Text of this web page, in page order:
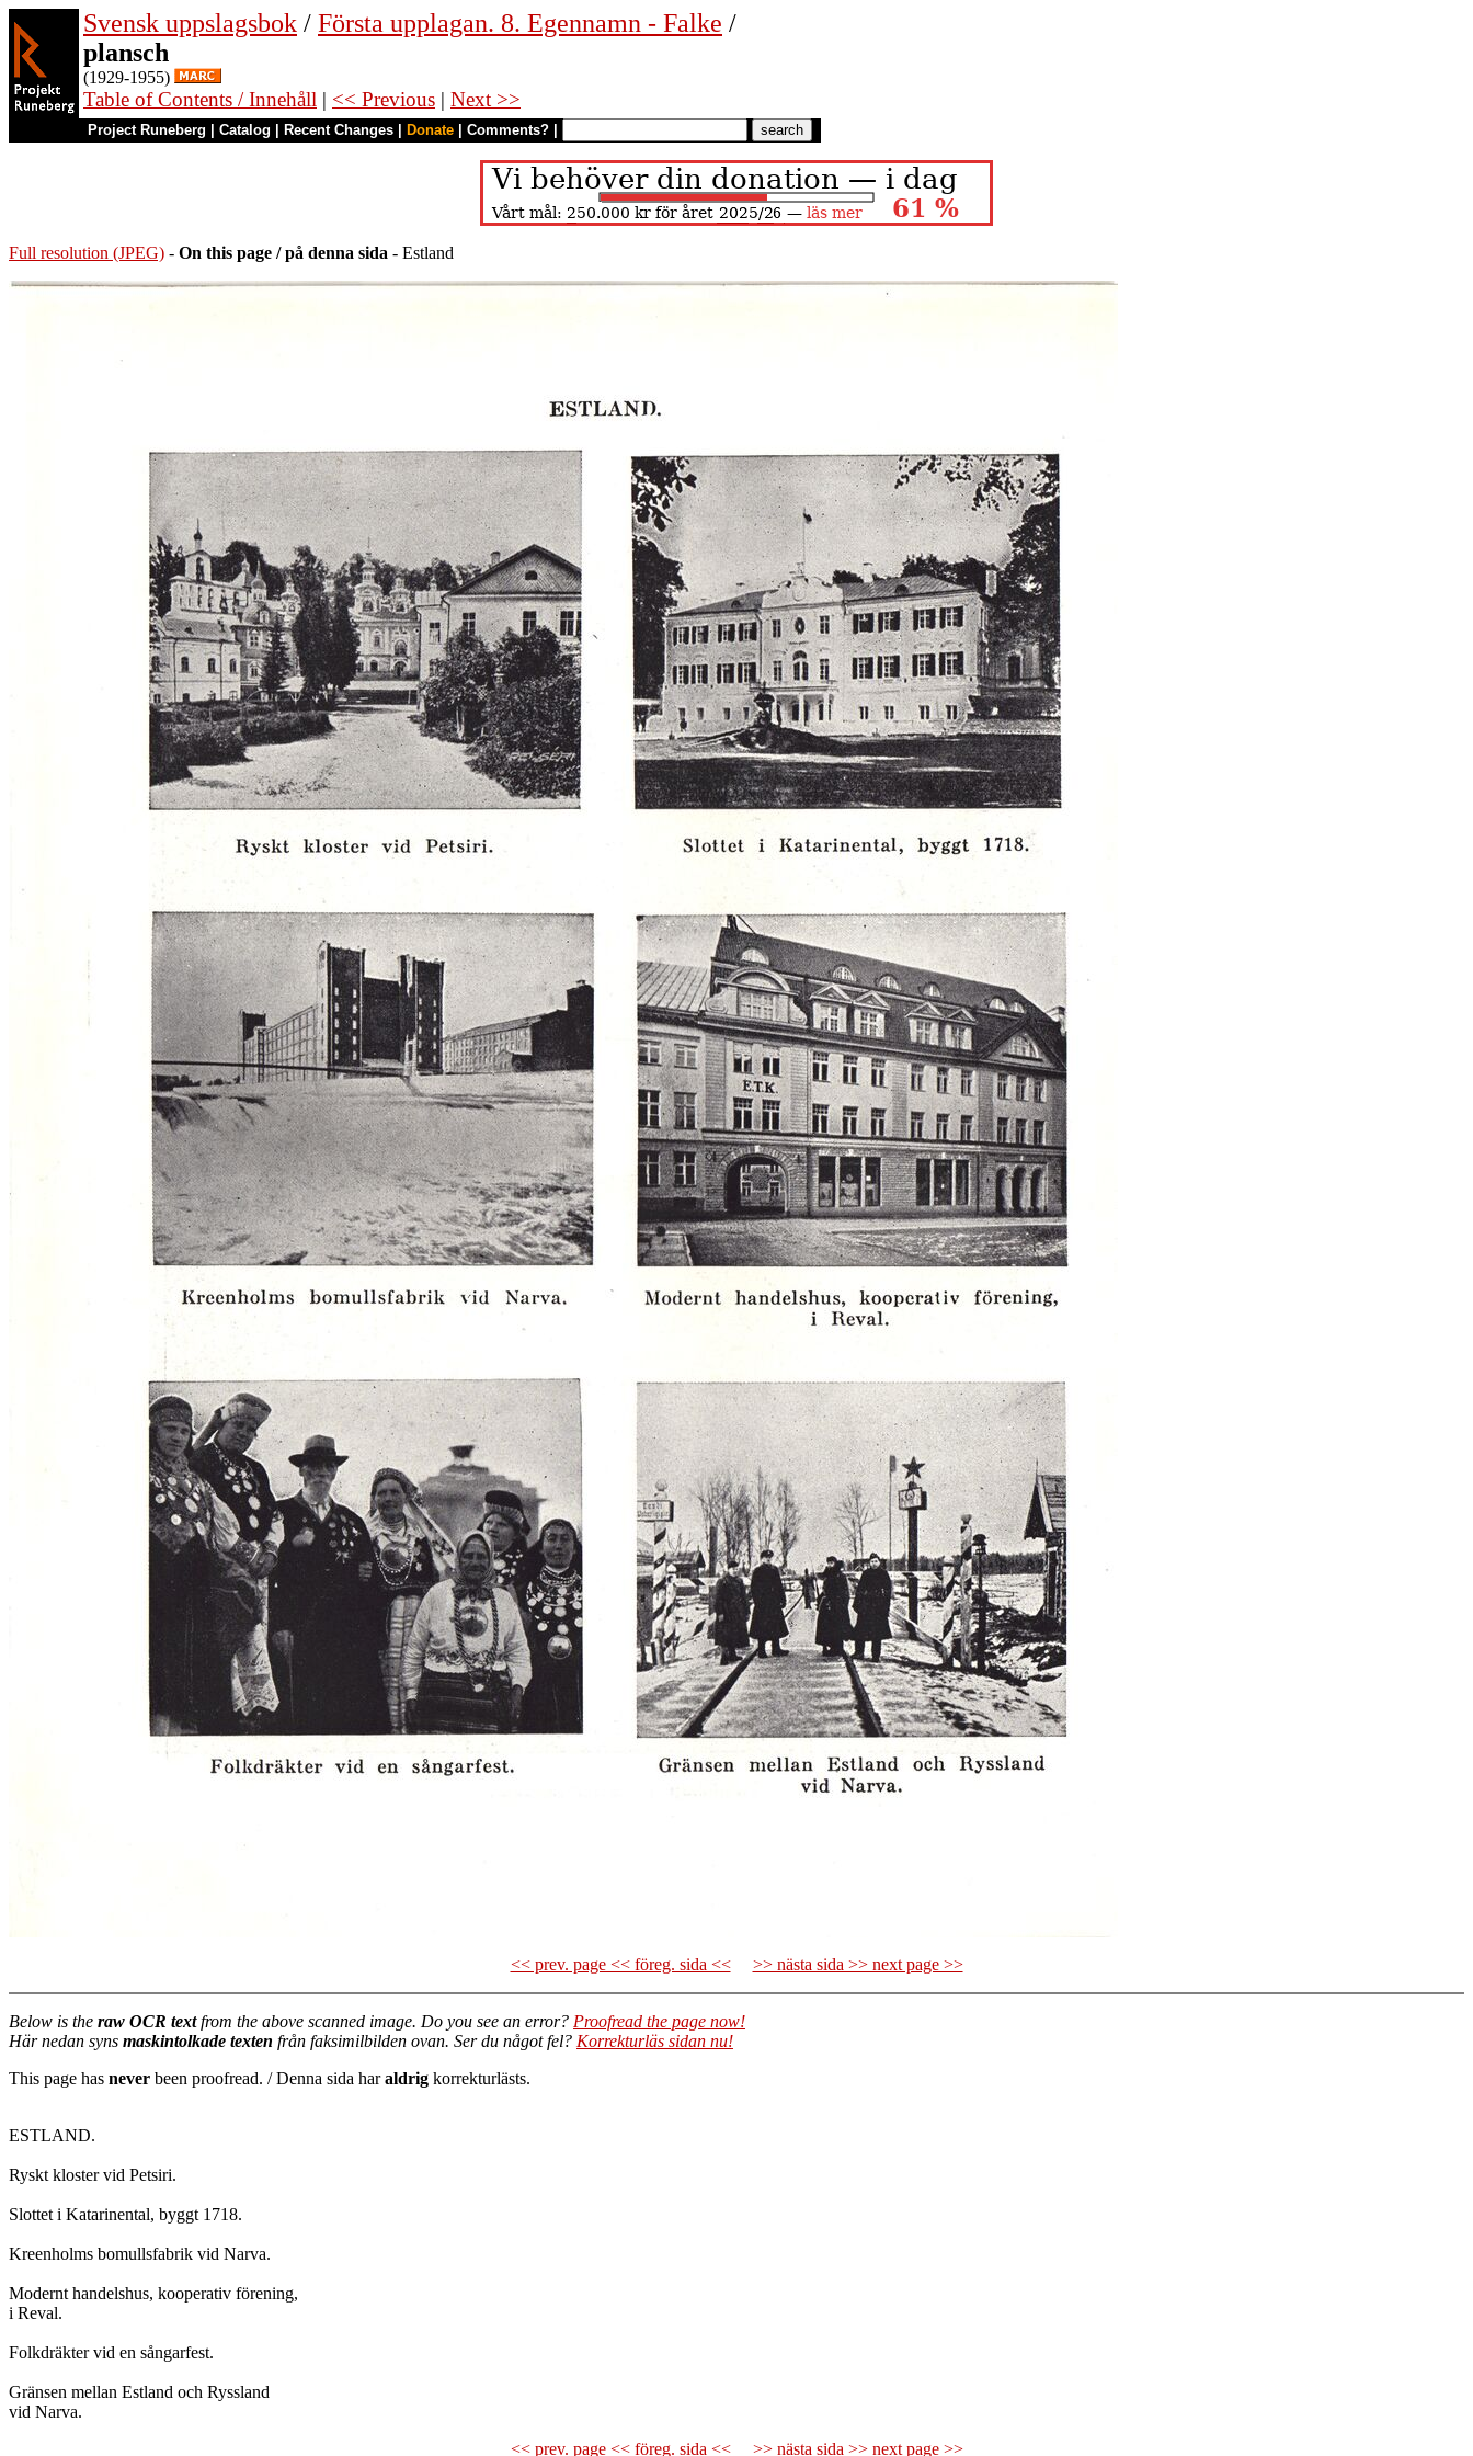
Svensk uppslagsbok / Första upplagan. 8. Egennamn - Falke /
plansch
(1929-1955)
Table of Contents / Innehåll | << Previous | Next >>
Project Runeberg Catalog Recent Changes Donate Comments?
Full resolution (JPEG) - On this page / på denna sida - Estland
<< prev. page << föreg. sida << >> nästa sida >> next page >>
Below is the raw OCR textfrom the above scanned image. Do you see an error? Proofread the page now!
Här nedan syns maskintolkade texten från faksimilbilden ovan. Ser du något fel? Korrekturläs sidan nu!
This page has never been proofread. / Denna sida haraldrig korrekturlästs.
ESTLAND.
Ryskt kloster vid Petsiri.
Slottet i Katarinental, byggt 1718.
Kreenholms bomullsfabrik vid Narva.
Modernt handelshus, kooperativ förening,
i Reval.
Folkdräkter vid en sångarfest.
Gränsen mellan Estland och Ryssland
<< prev. page << föreg. sida <<
>> nästa sida >> next page >>